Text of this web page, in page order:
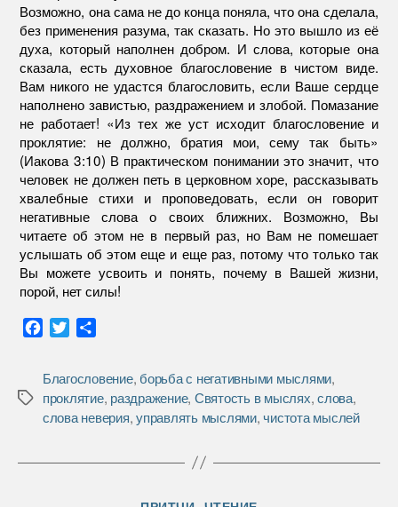
Возможно, она сама не до конца поняла, что она сделала,
без применения разума, так сказать. Но это вышло из её
духа, который наполнен добром. И слова, которые она
сказала, есть духовное благословение в чистом виде.
Вам никого не удастся благословить, если Ваше сердце
наполнено завистью, раздражением и злобой. Помазание
не работает! «Из тех же уст исходит благословение и
проклятие: не должно, братия мои, сему так быть»
(Иакова 3:10) В практическом понимании это значит, что
человек не должен петь в церковном хоре, рассказывать
хвалебные стихи и проповедовать, если он говорит
негативные слова о своих ближних. Возможно, Вы
читаете об этом не в первый раз, но Вам не помешает
услышать об этом еще и еще раз, потому что только так
Вы можете усвоить и понять, почему в Вашей жизни,
порой, нет силы!
e
b
o
k
t
t
e
р
а
в
т
Метки
Благословение, борьба с негативными мыслями,
проклятие, раздражение, Святость в мыслях,слова,
слова неверия,управлять мыслями, чистота мыслей